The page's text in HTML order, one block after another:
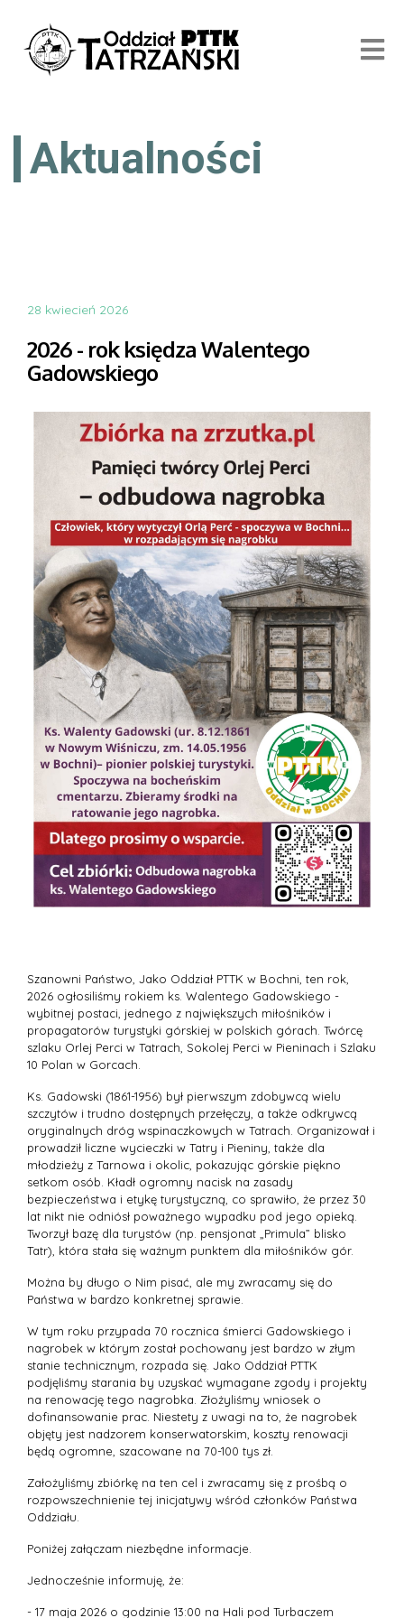
Aktualności
28 kwiecień 2026
2026 - rok księdza Walentego
Gadowskiego
Szanowni Państwo, Jako Oddział PTTK w Bochni, ten rok,
2026 ogłosiliśmy rokiem ks. Walentego Gadowskiego -
wybitnej postaci, jednego z największych miłośników i
propagatorów turystyki górskiej w polskich górach. Twórcę
szlaku Orlej Perci w Tatrach, Sokolej Perci w Pieninach i Szlaku
10 Polan w Gorcach.
Ks. Gadowski (1861-1956) był pierwszym zdobywcą wielu
szczytów i trudno dostępnych przełęczy, a także odkrywcą
oryginalnych dróg wspinaczkowych w Tatrach. Organizował i
prowadził liczne wycieczki w Tatry i Pieniny, także dla
młodzieży z Tarnowa i okolic, pokazując górskie piękno
setkom osób. Kładł ogromny nacisk na zasady
bezpieczeństwa i etykę turystyczną, co sprawiło, że przez 30
lat nikt nie odniósł poważnego wypadku pod jego opieką.
Tworzył bazę dla turystów (np. pensjonat „Primula” blisko
Tatr), która stała się ważnym punktem dla miłośników gór.
Można by długo o Nim pisać, ale my zwracamy się do
Państwa w bardzo konkretnej sprawie.
W tym roku przypada 70 rocznica śmierci Gadowskiego i
nagrobek w którym został pochowany jest bardzo w złym
stanie technicznym, rozpada się. Jako Oddział PTTK
podjęliśmy starania by uzyskać wymagane zgody i projekty
na renowację tego nagrobka. Złożyliśmy wniosek o
dofinansowanie prac. Niestety z uwagi na to, że nagrobek
objęty jest nadzorem konserwatorskim, koszty renowacji
będą ogromne, szacowane na 70-100 tys zł.
Założyliśmy zbiórkę na ten cel i zwracamy się z prośbą o
rozpowszechnienie tej inicjatywy wśród członków Państwa
Oddziału.
Poniżej załączam niezbędne informacje.
Jednocześnie informuję, że:
- 17 maja 2026 o godzinie 13:00 na Hali pod Turbaczem